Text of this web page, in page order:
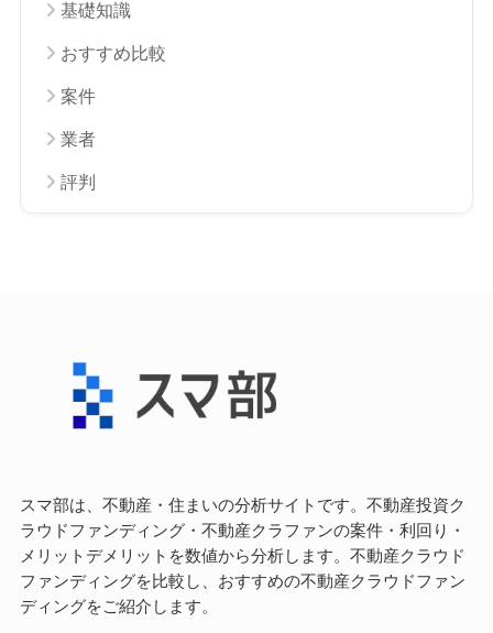
基礎知識
おすすめ比較
案件
業者
評判
スマ部は、不動産・住まいの分析サイトです。不動産投資ク
ラウドファンディング・不動産クラファンの案件・利回り・
メリットデメリットを数値から分析します。不動産クラウド
ファンディングを比較し、おすすめの不動産クラウドファン
ディングをご紹介します。